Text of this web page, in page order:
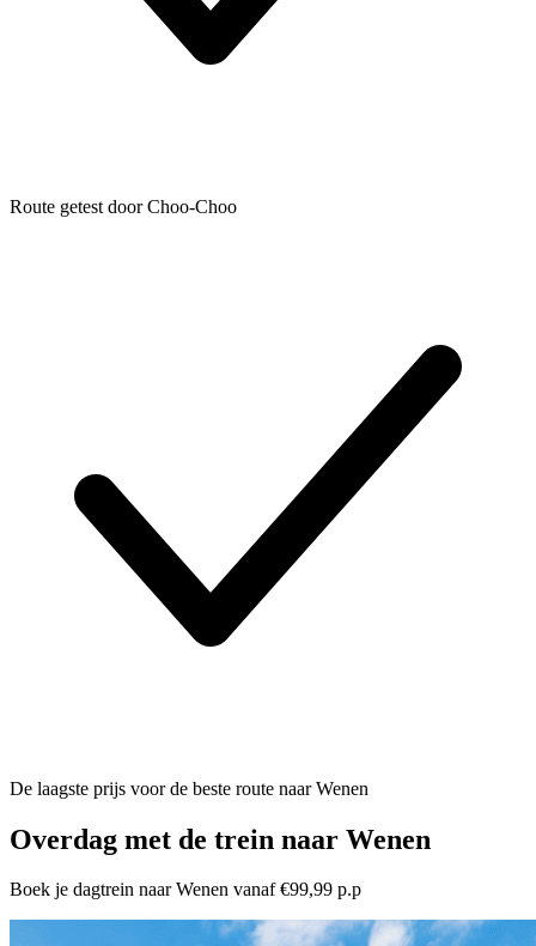
Route getest door Choo-Choo
De laagste prijs voor de beste route naar Wenen
Overdag met de trein naar Wenen
Boek je dagtrein naar Wenen vanaf €99,99 p.p